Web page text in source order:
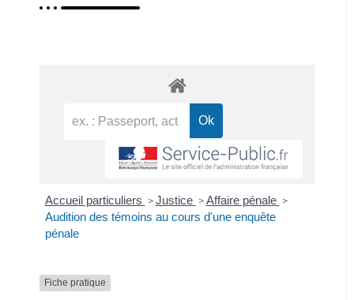
Accueil particuliers > Justice > Affaire pénale >
Audition des témoins au cours d'une enquête
pénale
Fiche pratique